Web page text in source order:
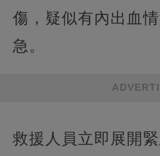
傷，疑似有內出血
急。
救援人員立即展開